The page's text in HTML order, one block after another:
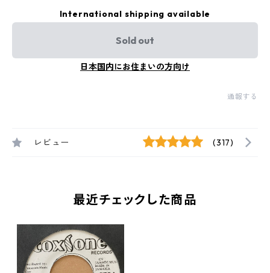
International shipping available
Sold out
日本国内にお住まいの方向け
通報する
レビュー (317)
最近チェックした商品